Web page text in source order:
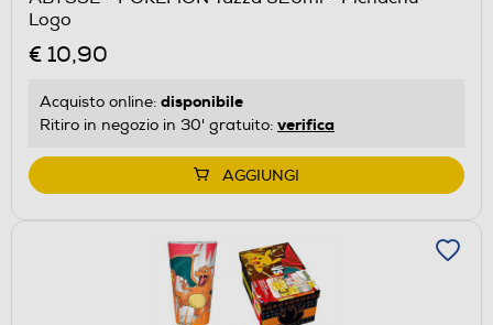
Logo
€ 10,90
Acquisto online: disponibile
Ritiro in negozio in 30' gratuito: verifica
AGGIUNGI